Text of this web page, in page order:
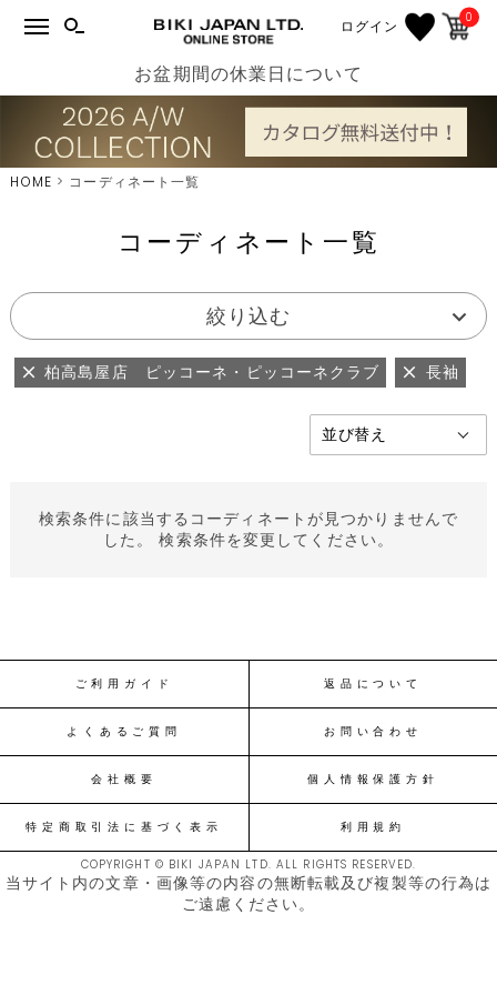
ログイン 0
お盆期間の休業日について
HOME コーディネート一覧
コーディネート一覧
絞り込む
柏高島屋店 ピッコーネ・ピッコーネクラブ 長袖
検索条件に該当するコーディネートが見つかりませんで
した。 検索条件を変更してください。
ご利用ガイド 返品について
よくあるご質問 お問い合わせ
会社概要 個人情報保護方針
特定商取引法に基づく表示 利用規約
COPYRIGHT © BIKI JAPAN LTD. ALL RIGHTS RESERVED.
当サイト内の文章・画像等の内容の無断転載及び複製等の行為は
ご遠慮ください。